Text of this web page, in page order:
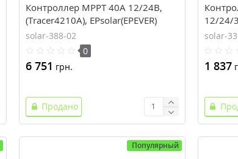
Контроллер MPPT 40A 12/24В,
(Tracer4210A), EPsolar(EPEVER)
solar-388-02
0
6 751 грн.
Продано
12/24/
solar-
1 837
Популярный